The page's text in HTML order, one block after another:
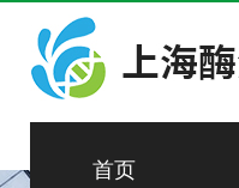
首页